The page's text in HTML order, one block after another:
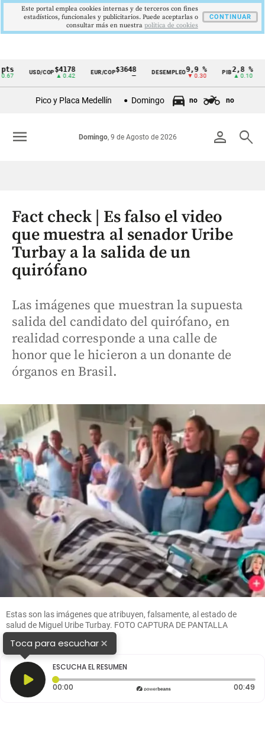
Cintillo
Colombia
USD/COP$4178
▲ 0.42
EUR/COP$3648
—
DESEMPLEO9,9 %
▼ 0.30
PIB 2,8 %
▲ 0.10
TRM
Pico y Placa Medellín Domingo no no
person search
Domingo, 9 de Agosto de 2026
menu
Fact check | Es falso el video
que muestra al senador Uribe
Turbay a la salida de un
quirófano
Las imágenes que muestran la supuesta
salida del candidato del quirófano, en
realidad corresponde a una calle de
honor que le hicieron a un donante de
órganos en Brasil.
Estas son las imágenes que atribuyen, falsamente, al estado de
salud de Miguel Uribe Turbay. FOTO CAPTURA DE PANTALLA
Toca para escuchar×
ESCUCHA EL RESUMEN
00:00 Tiempo transcurrido: 0 segundos 00:49
Este portal emplea cookies internas y de terceros con fines
estadísticos, funcionales y publicitarios. Puede aceptarlas o
consultar más en nuestra politica de cookies
CONTINUAR